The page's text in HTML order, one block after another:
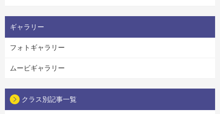
ギャラリー
フォトギャラリー
ムービギャラリー
クラス別記事一覧